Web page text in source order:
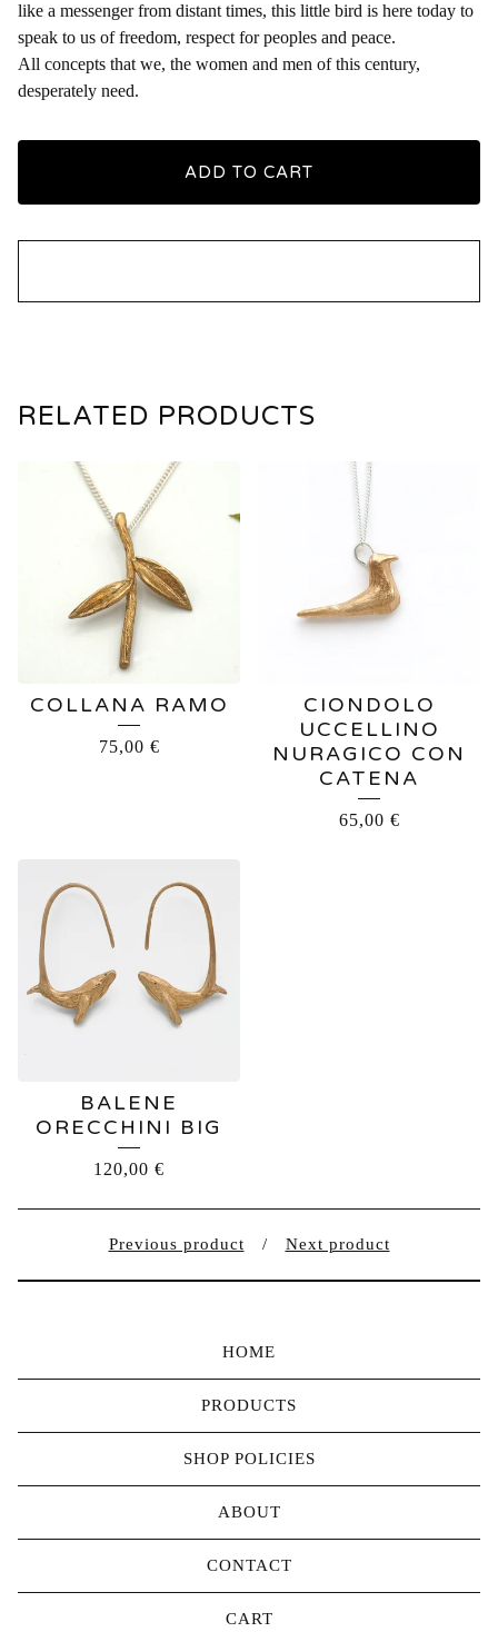
like a messenger from distant times, this little bird is here today to
speak to us of freedom, respect for peoples and peace.
All concepts that we, the women and men of this century,
desperately need.
ADD TO CART
RELATED PRODUCTS
COLLANA RAMO
75,00 €
CIONDOLO
UCCELLINO
NURAGICO CON
CATENA
65,00 €
BALENE
ORECCHINI BIG
120,00 €
Previous product Next product
HOME
PRODUCTS
SHOP POLICIES
ABOUT
CONTACT
CART